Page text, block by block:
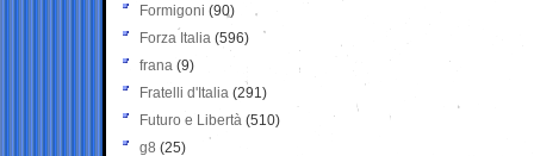
Formigoni (90)
Forza Italia (596)
frana (9)
Fratelli d'Italia (291)
Futuro e Libertà (510)
g8 (25)